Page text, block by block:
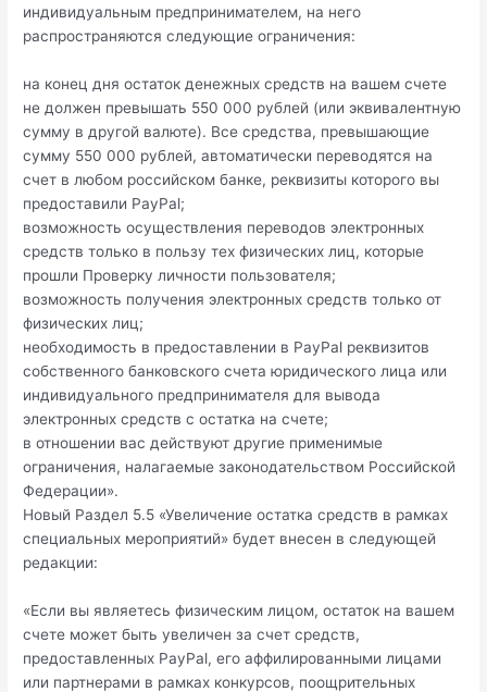
индивидуальным предпринимателем, на него
распространяются следующие ограничения:
на конец дня остаток денежных средств на вашем счете
не должен превышать 550 000 рублей (или эквивалентную
сумму в другой валюте). Все средства, превышающие
сумму 550 000 рублей, автоматически переводятся на
счет в любом российском банке, реквизиты которого вы
предоставили PayPal;
возможность осуществления переводов электронных
средств только в пользу тех физических лиц, которые
прошли Проверку личности пользователя;
возможность получения электронных средств только от
физических лиц;
необходимость в предоставлении в PayPal реквизитов
собственного банковского счета юридического лица или
индивидуального предпринимателя для вывода
электронных средств с остатка на счете;
в отношении вас действуют другие применимые
ограничения, налагаемые законодательством Российской
Федерации».
Новый Раздел 5.5 «Увеличение остатка средств в рамках
специальных мероприятий» будет внесен в следующей
редакции:
«Если вы являетесь физическим лицом, остаток на вашем
счете может быть увеличен за счет средств,
предоставленных PayPal, его аффилированными лицами
или партнерами в рамках конкурсов, поощрительных